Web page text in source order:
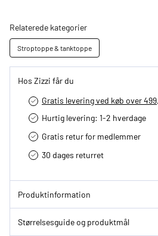
Relaterede kategorier
Stroptoppe & tanktoppe
Hos Zizzi får du
Gratis levering ved køb over
Hurtig levering­: 1-2 hverdage
Gratis retur for medlemmer
30 dages returret
Produktinformation
Størrelsesguide og produktmål